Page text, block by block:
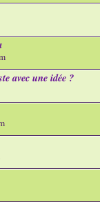
avec une idée ?